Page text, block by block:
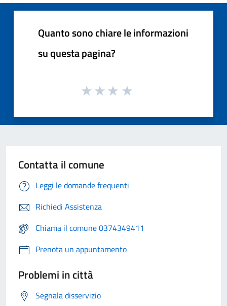
Quanto sono chiare le informazioni
su questa pagina?
Contatta il comune
Leggi le domande frequenti
Richiedi Assistenza
Chiama il comune 0374349411
Prenota un appuntamento
Problemi in città
Segnala disservizio